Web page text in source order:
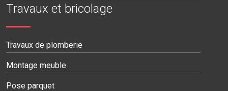
Travaux et bricolage
Travaux de plomberie
Montage meuble
Pose parquet